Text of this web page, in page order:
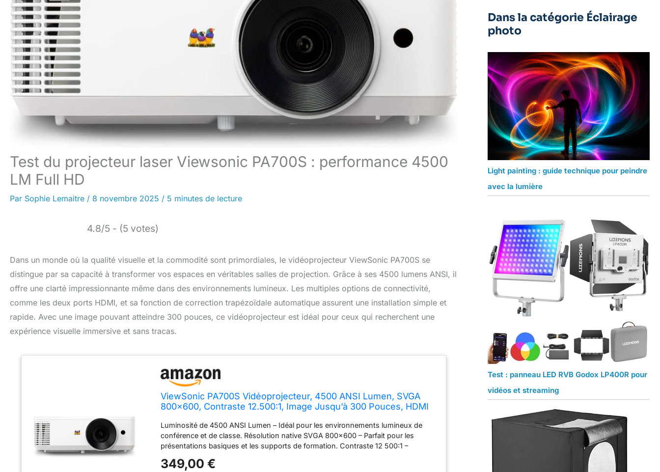
Test du projecteur laser Viewsonic PA700S : performance 4500
LM Full HD
Par Sophie Lemaitre / 8 novembre 2025 / 5 minutes de lecture
4.8/5 - (5 votes)
Dans un monde où la qualité visuelle et la commodité sont primordiales, le vidéoprojecteur ViewSonic PA700S se
distingue par sa capacité à transformer vos espaces en véritables salles de projection. Grâce à ses 4500 lumens ANSI, il
offre une clarté impressionnante même dans des environnements lumineux. Les multiples options de connectivité,
comme les deux ports HDMI, et sa fonction de correction trapézoïdale automatique assurent une installation simple et
rapide. Avec une image pouvant atteindre 300 pouces, ce vidéoprojecteur est idéal pour ceux qui recherchent une
expérience visuelle immersive et sans tracas.
ViewSonic PA700S Vidéoprojecteur, 4500 ANSI Lumen, SVGA
800x600, Contraste 12.500:1, Image Jusqu’à 300 Pouces, HDMI
Luminosité de 4500 ANSI Lumen – Idéal pour les environnements lumineux de
conférence et de classe. Résolution native SVGA 800x600 – Parfait pour les
présentations basiques et les supports de formation. Contraste 12 500:1 –
300 pouces – Projection grand format pour une visibilité optimale. Double entrée
349,00 €
Dans la catégorie Éclairage
photo
Light painting : guide technique pour peindre
avec la lumière
Test : panneau LED RVB Godox LP400R pour
vidéos et streaming